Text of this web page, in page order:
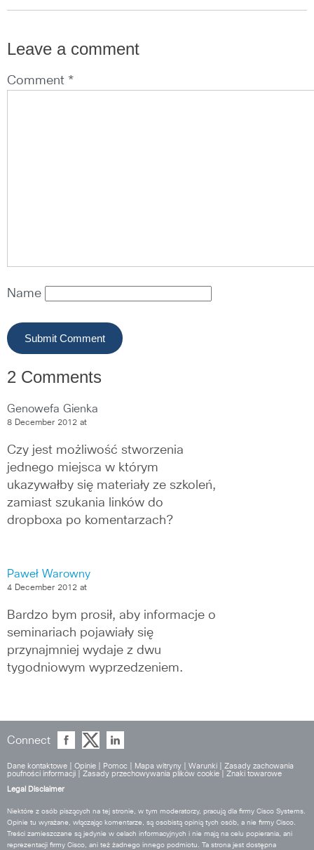
Leave a comment
Comment *
Name
2 Comments
Genowefa Gienka
8 December 2012 at
Czy jest możliwość stworzenia
jednego miejsca w którym
ukazywałby się materiały ze szkoleń,
zamiast szukania linków do
dropboxa po komentarzach?
Paweł Warowny
4 December 2012 at
Bardzo bym prosił, aby informacje o
seminariach pojawiały się
przynajmniej wydaje z dwu
tygodniowym wyprzedzeniem.
Connect
Dane kontaktowe Opinie Pomoc Mapa witryny Warunki
Zasady zachowania
poufności informacji
Zasady przechowywania plików cookie
Znaki towarowe
Legal Disclaimer
Niektóre z osób piszących na tej stronie, w tym moderatorzy, pracują dla firmy Cisco Systems.
Opinie tu wyrażane, włączając komentarze, są osobistą opinią tych osób, a nie firmy Cisco.
Treści zamieszczane są jedynie w celach informacyjnych i nie mają na celu popierania, ani
reprezentacji firmy Cisco, ani też żadnego innego podmiotu. Ta strona jest dostępna